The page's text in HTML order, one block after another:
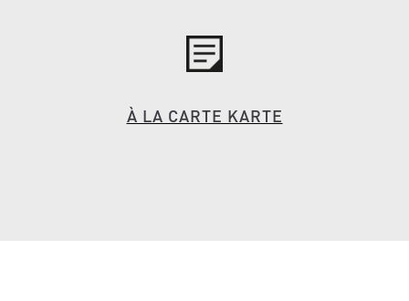
À LA CARTE KARTE